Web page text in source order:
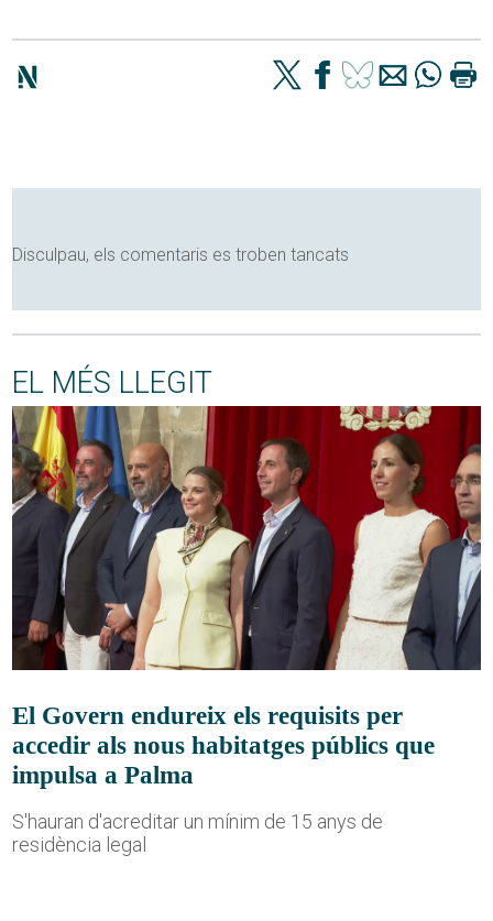
Disculpau, els comentaris es troben tancats
EL MÉS LLEGIT
El Govern endureix els requisits per
accedir als nous habitatges públics que
impulsa a Palma
S'hauran d'acreditar un mínim de 15 anys de
residència legal